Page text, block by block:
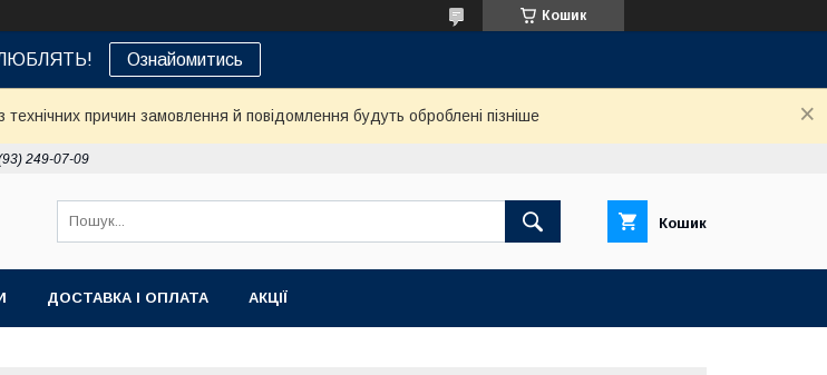
Кошик
ЛЮБЛЯТЬ! Ознайомитись
причин замовлення й повідомлення будуть оброблені пізніше
249-07-09
Кошик
ДОСТАВКА І ОПЛАТА АКЦІЇ